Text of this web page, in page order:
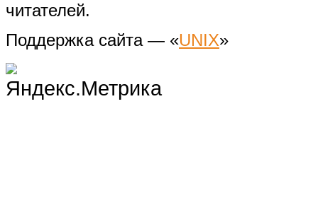
читателей.
Поддержка сайта — «UNIX»